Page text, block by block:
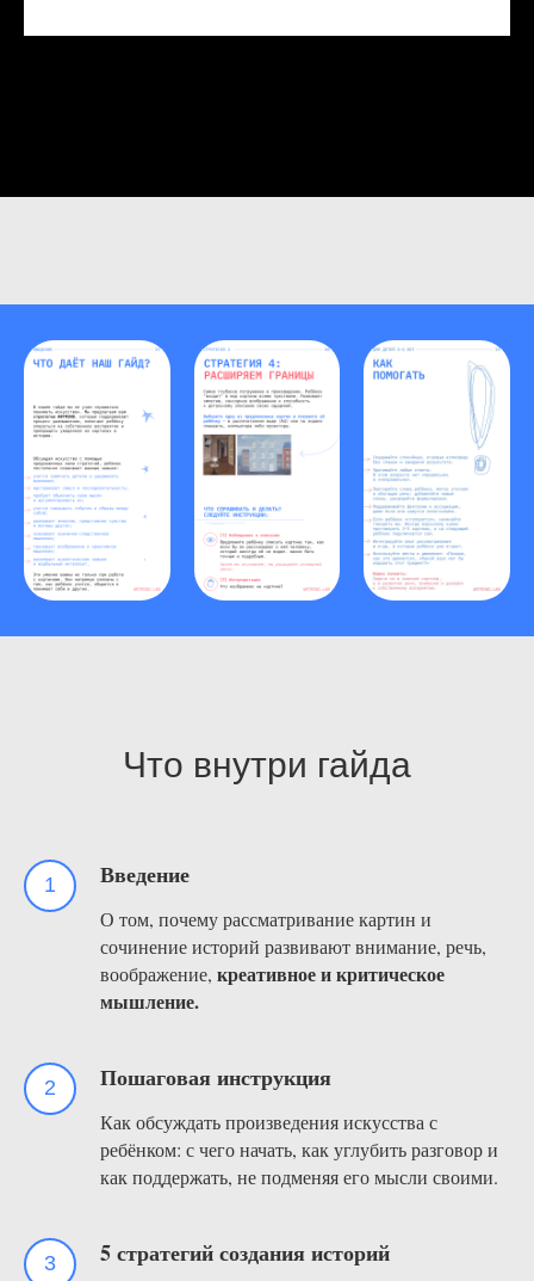
Что внутри гайда
Введение
О том, почему рассматривание картин и
сочинение историй развивают внимание, речь,
воображение, креативное и критическое
мышление.
Пошаговая инструкция
Как обсуждать произведения искусства с
ребёнком: с чего начать, как углубить разговор и
как поддержать, не подменяя его мысли своими.
5 стратегий создания историй